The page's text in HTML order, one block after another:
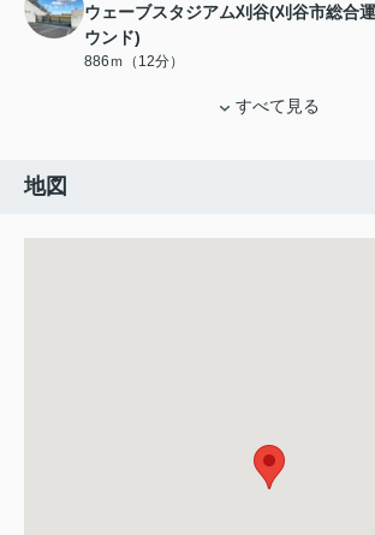
ウェーブスタジアム刈谷(刈谷市総合
ウンド)
886ｍ（12分）
すべて見る
地図